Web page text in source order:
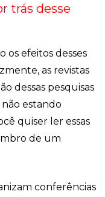
trás desse
os efeitos desses
as revistas
dessas pesquisas
estando
quiser ler essas
de um
conferências